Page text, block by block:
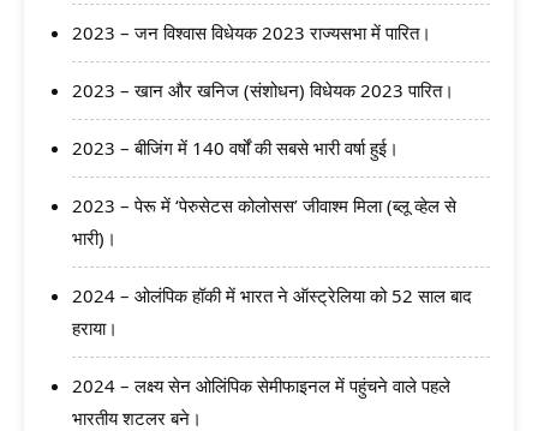
2023 – जन विश्वास विधेयक 2023 राज्यसभा में पारित।
2023 – खान और खनिज (संशोधन) विधेयक 2023 पारित।
2023 – बीजिंग में 140 वर्षों की सबसे भारी वर्षा हुई।
2023 – पेरू में ‘पेरुसेटस कोलोसस’ जीवाश्म मिला (ब्लू व्हेल से
भारी)।
2024 – ओलंपिक हॉकी में भारत ने ऑस्ट्रेलिया को 52 साल बाद
हराया।
2024 – लक्ष्य सेन ओलिंपिक सेमीफाइनल में पहुंचने वाले पहले
भारतीय शटलर बने।